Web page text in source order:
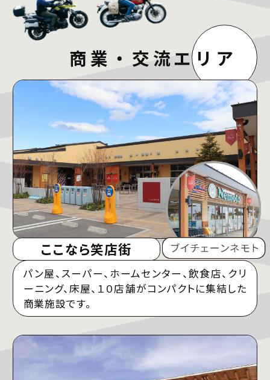
商業・交流エリア
ここなら笑店街
パン屋、スーパー、ホームセンター、飲食店、クリ
ーニング、床屋、１０店舗がコンパクトに集結した
商業施設です。